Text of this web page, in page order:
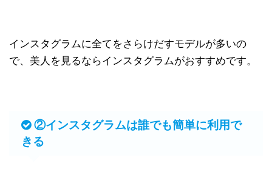
インスタグラムに全てをさらけだすモデルが多いの
で、美人を見るならインスタグラムがおすすめです。
②インスタグラムは誰でも簡単に利用で
きる